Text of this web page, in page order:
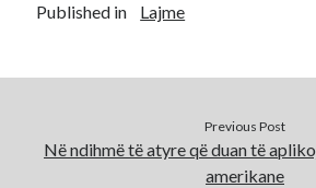
Published in Lajme
Previous Post
Në ndihmë të atyre që duan të
amerikane